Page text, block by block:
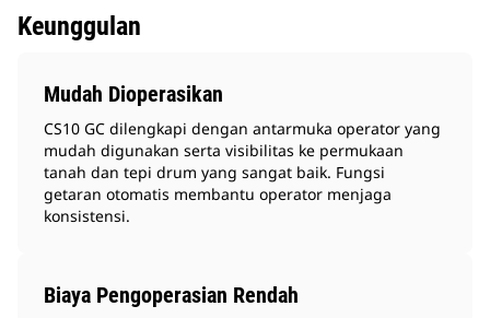
Keunggulan
Mudah Dioperasikan
CS10 GC dilengkapi dengan antarmuka operator yang
mudah digunakan serta visibilitas ke permukaan
tanah dan tepi drum yang sangat baik. Fungsi
getaran otomatis membantu operator menjaga
konsistensi.
Biaya Pengoperasian Rendah